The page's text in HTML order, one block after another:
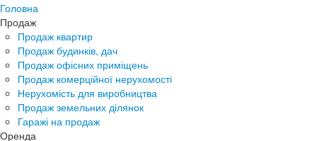
Головна
Продаж
Продаж квартир
Продаж будинків, дач
Продаж офісних приміщень
Продаж комерційної нерухомості
Нерухомість для виробництва
Продаж земельних ділянок
Гаражі на продаж
Оренда